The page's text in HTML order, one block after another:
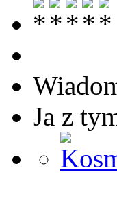
Ja z